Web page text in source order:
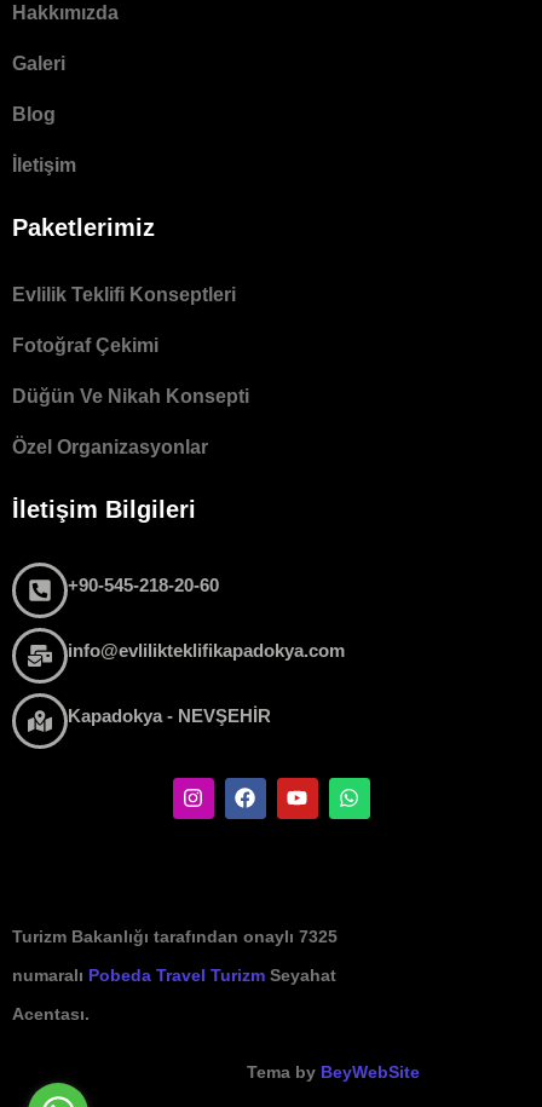
Hakkımızda
Galeri
Blog
İletişim
Paketlerimiz
Evlilik Teklifi Konseptleri
Fotoğraf Çekimi
Düğün Ve Nikah Konsepti
Özel Organizasyonlar
İletişim Bilgileri
+90-545-218-20-60
info@evlilikteklifikapadokya.com
Kapadokya - NEVŞEHİR
Turizm Bakanlığı tarafından onaylı 7325
numaralı Pobeda Travel Turizm Seyahat
Acentası.
Tema by BeyWebSite